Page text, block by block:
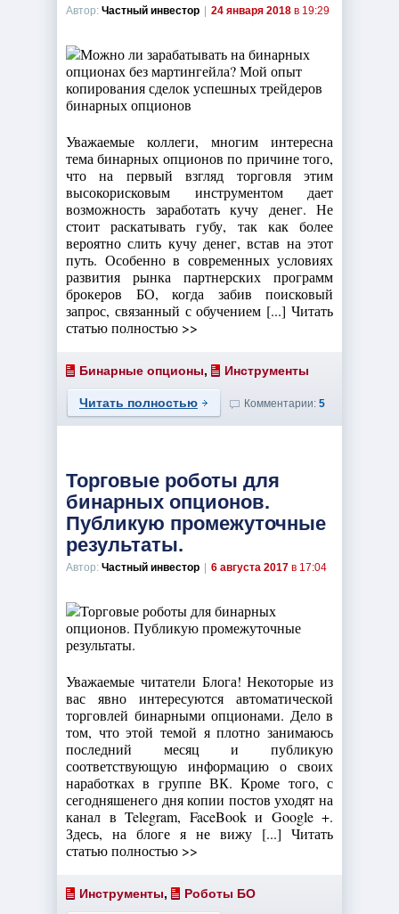
Автор: Частный инвестор 24 января 2018 в 19:29
Уважаемые коллеги, многим интересна
тема бинарных опционов по причине того,
что на первый взгляд торговля этим
высокорисковым инструментом дает
возможность заработать кучу денег. Не
стоит раскатывать губу, так как более
вероятно слить кучу денег, встав на этот
путь. Особенно в современных условиях
развития рынка партнерских программ
брокеров БО, когда забив поисковый
запрос, связанный с обучением [...] Читать
статью полностью >>
Бинарные опционы, Инструменты
Читать полностью Комментарии: 5
Торговые роботы для
бинарных опционов.
Публикую промежуточные
результаты.
Автор: Частный инвестор 6 августа 2017 в 17:04
Уважаемые читатели Блога! Некоторые из
вас явно интересуются автоматической
торговлей бинарными опционами. Дело в
том, что этой темой я плотно занимаюсь
последний месяц и публикую
соответствующую информацию о своих
наработках в группе ВК. Кроме того, с
сегодняшенего дня копии постов уходят на
канал в Telegram, FaceBook и Google +.
Здесь, на блоге я не вижу [...] Читать
статью полностью >>
Инструменты, Роботы БО